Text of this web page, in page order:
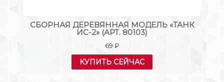
СБОРНАЯ ДЕРЕВЯННАЯ МОДЕЛЬ «ТАНК
ИС-2» (АРТ. 80103)
69 ₽
КУПИТЬ СЕЙЧАС